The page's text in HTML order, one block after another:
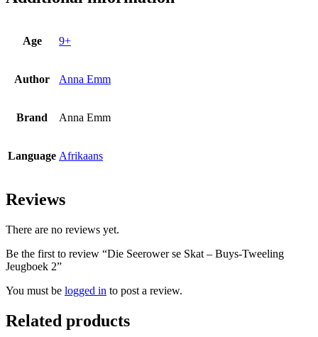
Age 9+
Author Anna Emm
Brand Anna Emm
Language Afrikaans
Reviews
There are no reviews yet.
Be the first to review “Die Seerower se Skat – Buys-Tweeling
Jeugboek 2”
You must be logged in to post a review.
Related products